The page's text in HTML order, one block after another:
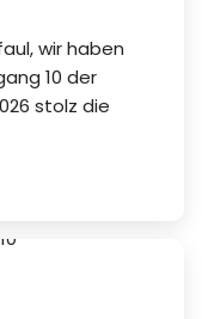
wir haben
10 der
stolz die